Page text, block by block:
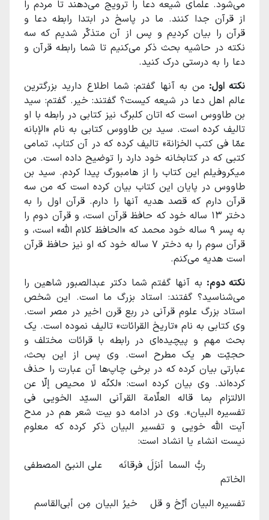
می‌شود. علمای شیعه دعا را ترویج می‌دهند تا مردم را
از قرآن جدا کنند. ما در پاسخ در ابتدا رابطه دعا و
قرآن را بیان کردیم و پس از آن متذکّر شدیم که سه
نکته در حاشیه بحث ذکر می‌کنیم تا شما رابطه قرآن و
دعا را به درستی درک کنید.
نکته اول: من به آنها گفتم: شما اطلاع دارید بزرگترین
عالم اهل دعا در شیعه کیست؟ گفتند: خیر. گفتم: سید
بن طاووس است که اتان کلبرگ نیز کتابی در رابطه با او
تالیف کرده است. سید بن طاووس کتابی به نام «الإبانه
عمّا فی کتب الخزانة» تالیف کرده که در آن کتاب، تمامی
کتبی که در کتابخانه خود دارد را توضیح داده است. من
میکروفیلم این کتاب را از هامبورگ پیدا کردم. سید بن
طاووس در پایان این کتاب بیان کرده است که من سه
قرآن دارم که قصد هدیه آنها را دارم. قرآن اول را به
دختر ۱۳ ساله خود که حافظ قرآن است، و قرآن دوم را
به پسر ۹ ساله خود محمد که «الحافظ کلام الله» است، و
قرآن سوم را به دختر ۷ ساله خود که او نیز حافظ قرآن
است هدیه می‌‌کنم.
نکته دوم: به آنها گفتم شما دکتر عبدالصبور شاهین را
می‌شناسید؟ گفتند: استاد بزرگ ما است. این شخص
استاد بزرگ علوم قرآنی در ربع قرن اخیر در مصر است.
وی کتابی به نام «تاریخ القرائات» تالیف نموده است. یک
بحث مهم و پیچیده‌ای در رابطه با قرائات مختلف و
حجیّت هر یک مطرح است. وی پس از این بحث،
عبارتی بیان کرده که در برخی چاپ‌ها آن عبارت را حذف
کرده‌اند. وی بیان کرده است: «لکنّه لا محیص إلّا عن
الالتزام بما قاله العلّامة القرآنی السیّد الخویی فی
تفسیره البیان». وی در ادامه دو بیت شعر هم در مدح
آیت الله خویی و تفسیر البیان ذکر کرده که معلوم
نیست انشاء یا انشاد است:
ربُّ السما أنزَلَ فرقانَه علی النبیّ المصطفی
الخاتم
تفسیره البیان أرِّخ و قل خیرُ البیان مِن أبی‌القاسم